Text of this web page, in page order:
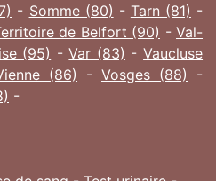
- Somme (80) - Tarn (81) -
de Belfort (90) - Val-
(95) -Var (83) -Vaucluse
(86) - Vosges (88) -
-